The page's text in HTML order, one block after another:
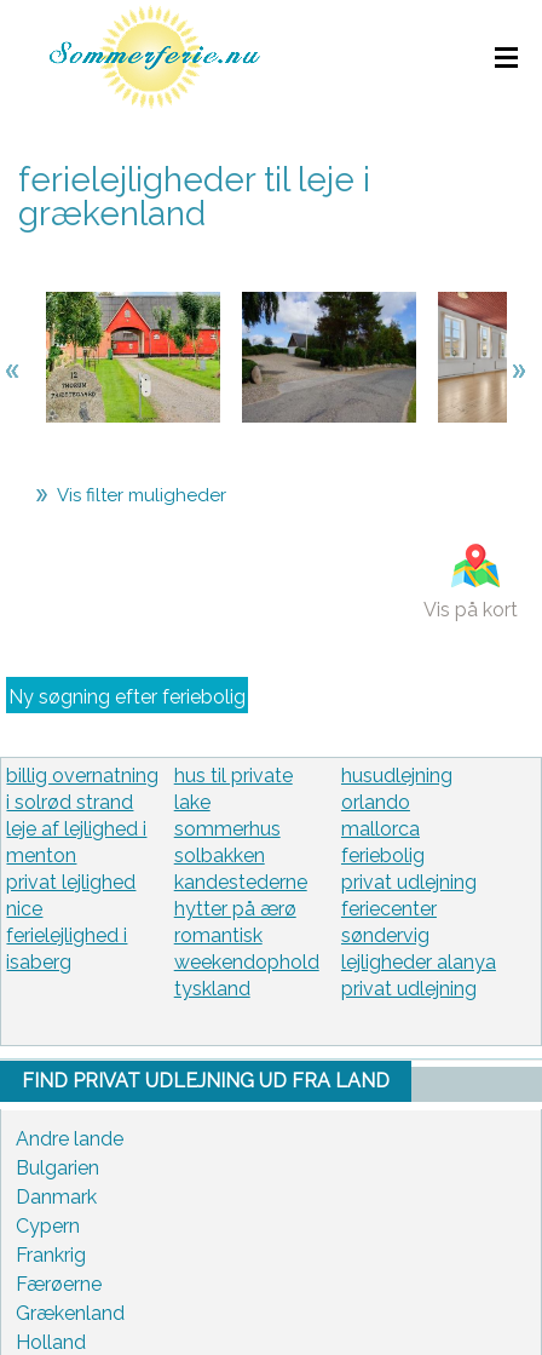
ferielejligheder til leje i
grækenland
Vis filter muligheder
Vis på kort
Ny søgning efter feriebolig
billig overnatning
i solrød strand
leje af lejlighed i
menton
privat lejlighed
nice
ferielejlighed i
isaberg
hus til private
lake
sommerhus
solbakken
kandestederne
hytter på ærø
romantisk
weekendophold
tyskland
husudlejning
orlando
mallorca
feriebolig
privat udlejning
feriecenter
søndervig
lejligheder alanya
privat udlejning
FIND PRIVAT UDLEJNING UD FRA LAND
Andre lande
Bulgarien
Danmark
Cypern
Frankrig
Færøerne
Grækenland
Holland